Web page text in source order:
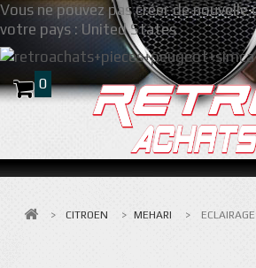
Vous ne pouvez pas créer de
votre pays : United States
0
> CITROEN > MEHARI >